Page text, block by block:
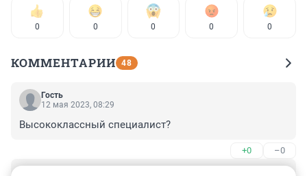
0 0 0 0 0
КОММЕНТАРИИ 48
Гость
12 мая 2023, 08:29
Высококлассный специалист?
+0 –0